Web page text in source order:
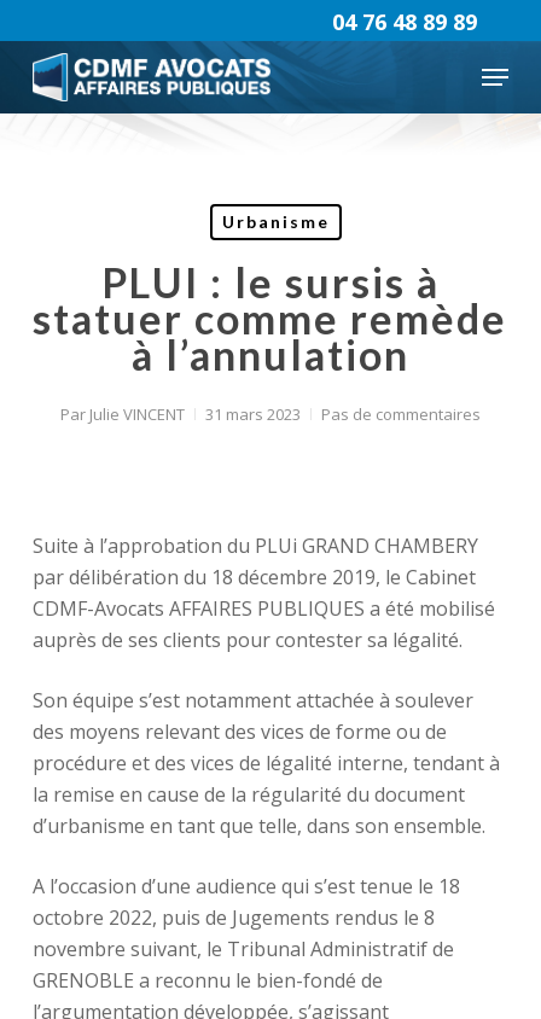
to
main
content
Menu
04 76 48 89 89
Urbanisme
PLUI : le sursis à
statuer comme remède
à l’annulation
ParJulie VINCENT 31 mars 2023 Pas de commentaires
Suite à l’approbation du PLUi GRAND CHAMBERY
par délibération du 18 décembre 2019, le Cabinet
CDMF-Avocats AFFAIRES PUBLIQUES a été mobilisé
auprès de ses clients pour contester sa légalité.
Son équipe s’est notamment attachée à soulever
des moyens relevant des vices de forme ou de
procédure et des vices de légalité interne, tendant à
la remise en cause de la régularité du document
d’urbanisme en tant que telle, dans son ensemble.
A l’occasion d’une audience qui s’est tenue le 18
octobre 2022, puis de Jugements rendus le 8
novembre suivant, le Tribunal Administratif de
GRENOBLE a reconnu le bien-fondé de
l’argumentation développée, s’agissant